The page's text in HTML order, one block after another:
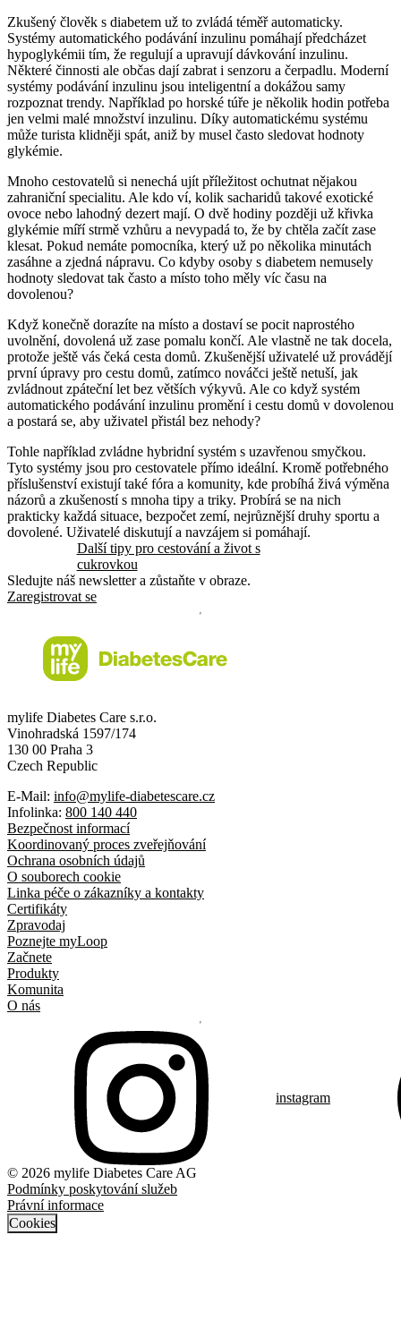
Zkušený člověk s diabetem už to zvládá téměř automaticky.
Systémy automatického podávání inzulinu pomáhají předcházet
hypoglykémii tím, že regulují a upravují dávkování inzulinu.
Některé činnosti ale občas dají zabrat i senzoru a čerpadlu. Moderní
systémy podávání inzulinu jsou inteligentní a dokážou samy
rozpoznat trendy. Například po horské túře je několik hodin potřeba
jen velmi malé množství inzulinu. Díky automatickému systému
může turista klidněji spát, aniž by musel často sledovat hodnoty
glykémie.
Mnoho cestovatelů si nenechá ujít příležitost ochutnat nějakou
zahraniční specialitu. Ale kdo ví, kolik sacharidů takové exotické
ovoce nebo lahodný dezert mají. O dvě hodiny později už křivka
glykémie míří strmě vzhůru a nevypadá to, že by chtěla začít zase
klesat. Pokud nemáte pomocníka, který už po několika minutách
zasáhne a zjedná nápravu. Co kdyby osoby s diabetem nemusely
hodnoty sledovat tak často a místo toho měly víc času na
dovolenou?
Když konečně dorazíte na místo a dostaví se pocit naprostého
uvolnění, dovolená už zase pomalu končí. Ale vlastně ne tak docela,
protože ještě vás čeká cesta domů. Zkušenější uživatelé už provádějí
první úpravy pro cestu domů, zatímco nováčci ještě netuší, jak
zvládnout zpáteční let bez větších výkyvů. Ale co když systém
automatického podávání inzulinu promění i cestu domů v dovolenou
a postará se, aby uživatel přistál bez nehody?
Tohle například zvládne hybridní systém s uzavřenou smyčkou.
Tyto systémy jsou pro cestovatele přímo ideální. Kromě potřebného
příslušenství existují také fóra a komunity, kde probíhá živá výměna
názorů a zkušeností s mnoha tipy a triky. Probírá se na nich
prakticky každá situace, bezpočet zemí, nejrůznější druhy sportu a
dovolené. Uživatelé diskutují a navzájem si pomáhají.
Další tipy pro cestování a život s
cukrovkou
Sledujte náš newsletter a zůstaňte v obraze.
Zaregistrovat se
mylife Diabetes Care s.r.o.
Vinohradská 1597/174
130 00 Praha 3
Czech Republic
E-Mail: info@mylife-diabetescare.cz
Infolinka: 800 140 440
Bezpečnost informací
Koordinovaný proces zveřejňování
Ochrana osobních údajů
O souborech cookie
Linka péče o zákazníky a kontakty
Certifikáty
Zpravodaj
Poznejte myLoop
Začnete
Produkty
Komunita
O nás
instagram
© 2026 mylife Diabetes Care AG
Podmínky poskytování služeb
Právní informace
Cookies